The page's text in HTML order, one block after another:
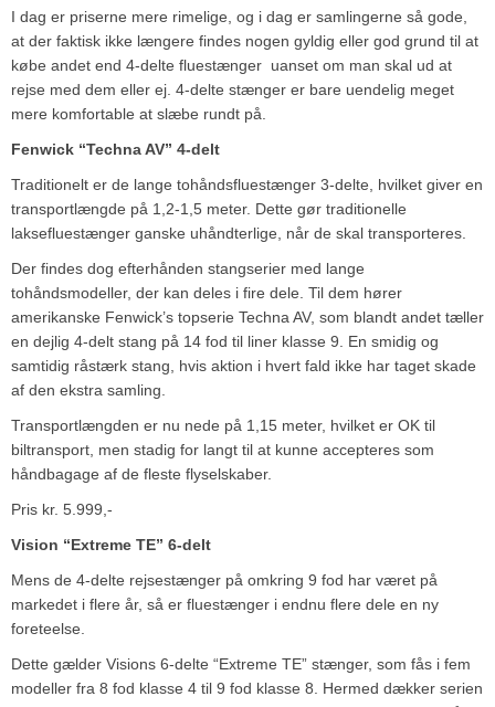
I dag er priserne mere rimelige, og i dag er samlingerne så gode,
at der faktisk ikke længere findes nogen gyldig eller god grund til at
købe andet end 4-delte fluestænger ­ uanset om man skal ud at
rejse med dem eller ej. 4-delte stænger er bare uendelig meget
mere komfortable at slæbe rundt på.
Fenwick “Techna AV” 4-delt
Traditionelt er de lange tohåndsfluestænger 3-delte, hvilket giver en
transportlængde på 1,2-1,5 meter. Dette gør traditionelle
laksefluestænger ganske uhåndterlige, når de skal transporteres.
Der findes dog efterhånden stangserier med lange
tohåndsmodeller, der kan deles i fire dele. Til dem hører
amerikanske Fenwick’s topserie Techna AV, som blandt andet tæller
en dejlig 4-delt stang på 14 fod til liner klasse 9. En smidig og
samtidig råstærk stang, hvis aktion i hvert fald ikke har taget skade
af den ekstra samling.
Transportlængden er nu nede på 1,15 meter, hvilket er OK til
biltransport, men stadig for langt til at kunne accepteres som
håndbagage af de fleste flyselskaber.
Pris kr. 5.999,-
Vision “Extreme TE” 6-delt
Mens de 4-delte rejsestænger på omkring 9 fod har været på
markedet i flere år, så er fluestænger i endnu flere dele en ny
foreteelse.
Dette gælder Visions 6-delte “Extreme TE” stænger, som fås i fem
modeller fra 8 fod klasse 4 til 9 fod klasse 8. Hermed dækker serien